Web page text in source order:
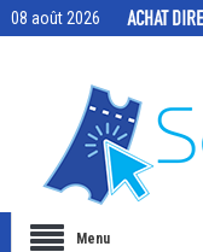
08 août 2026
Menu